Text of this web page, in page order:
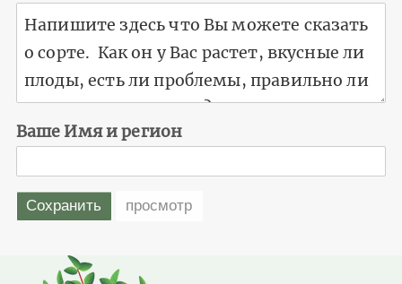
Ваше Имя и регион